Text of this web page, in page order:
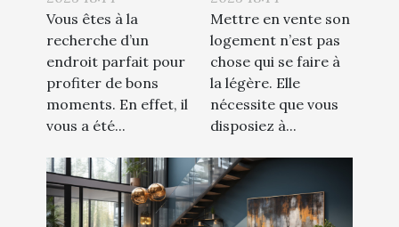
Vous êtes à la
recherche d’un
endroit parfait pour
profiter de bons
moments. En effet, il
vous a été...
de vendre son
appartement ?
Mettre en vente son
logement n’est pas
chose qui se faire à
la légère. Elle
nécessite que vous
disposiez à...